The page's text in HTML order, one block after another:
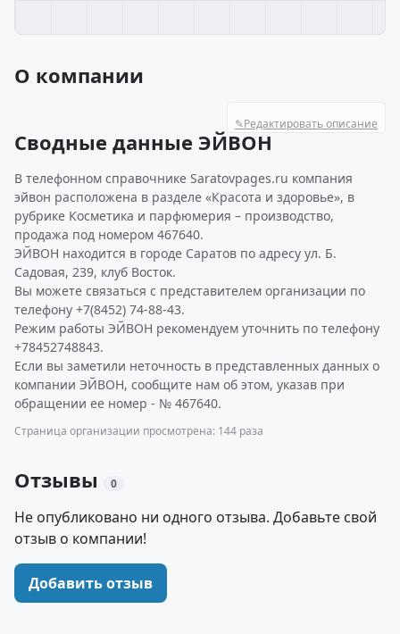
О компании
✎Редактировать описание
Сводные данные ЭЙВОН
В телефонном справочнике Saratovpages.ru компания
эйвон расположена в разделе «Красота и здоровье», в
рубрике Косметика и парфюмерия – производство,
продажа под номером 467640.
ЭЙВОН находится в городе Саратов по адресу ул. Б.
Садовая, 239, клуб Восток.
Вы можете связаться с представителем организации по
телефону +7(8452) 74-88-43.
Режим работы ЭЙВОН рекомендуем уточнить по телефону
+78452748843.
Если вы заметили неточность в представленных данных о
компании ЭЙВОН, сообщите нам об этом, указав при
обращении ее номер - № 467640.
Страница организации просмотрена: 144 раза
Отзывы 0
Не опубликовано ни одного отзыва. Добавьте свой
отзыв о компании!
Добавить отзыв